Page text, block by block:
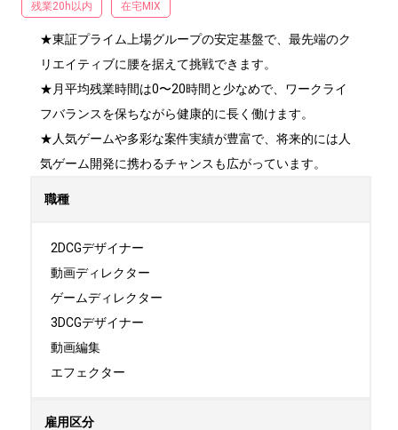
残業20h以内 在宅MIX
★東証プライム上場グループの安定基盤で、最先端のク
リエイティブに腰を据えて挑戦できます。
★月平均残業時間は0〜20時間と少なめで、ワークライ
フバランスを保ちながら健康的に長く働けます。
★人気ゲームや多彩な案件実績が豊富で、将来的には人
気ゲーム開発に携わるチャンスも広がっています。
職種
2DCGデザイナー
動画ディレクター
ゲームディレクター
3DCGデザイナー
動画編集
エフェクター
雇用区分